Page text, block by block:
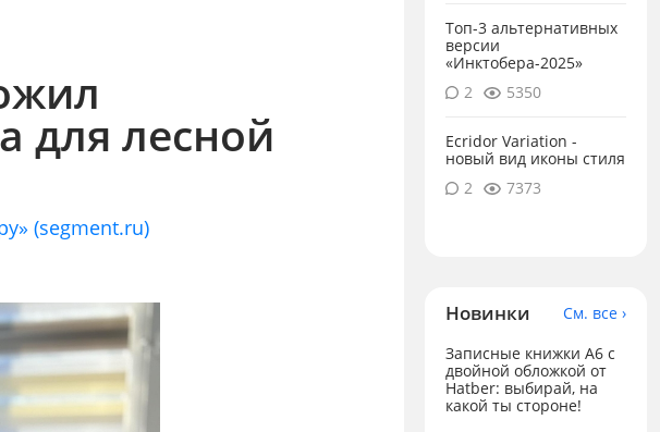
для лесной
(segment.ru)
Топ-3 альтернативных
версии
«Инктобера-2025»
2
5350
Ecridor Variation -
новый вид иконы стиля
2
7373
Новинки
См. все ›
Записные книжки А6 с
двойной обложкой от
Hatber: выбирай, на
какой ты стороне!